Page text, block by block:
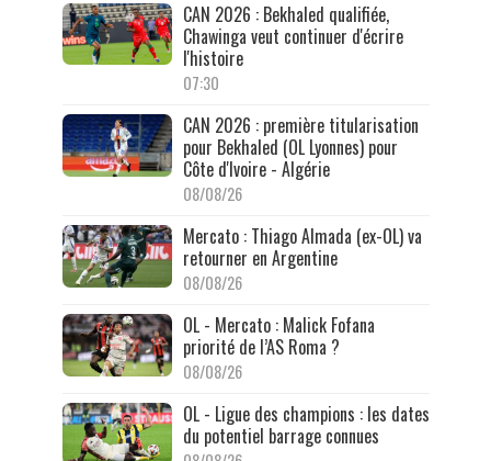
CAN 2026 : Bekhaled qualifiée,
Chawinga veut continuer d'écrire
l'histoire
07:30
CAN 2026 : première titularisation
pour Bekhaled (OL Lyonnes) pour
Côte d'Ivoire - Algérie
08/08/26
Mercato : Thiago Almada (ex-OL) va
retourner en Argentine
08/08/26
OL - Mercato : Malick Fofana
priorité de l’AS Roma ?
08/08/26
OL - Ligue des champions : les dates
du potentiel barrage connues